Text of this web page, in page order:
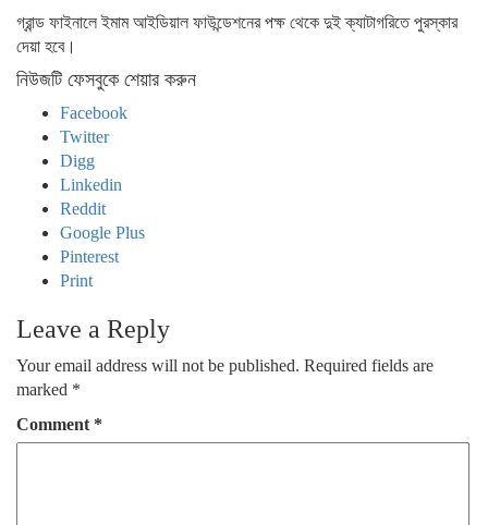
গ্রান্ড ফাইনালে ইমাম আইডিয়াল ফাউন্ডেশনের পক্ষ থেকে দুই ক্যাটাগরিতে পুরস্কার
দেয়া হবে।
নিউজটি ফেসবুকে শেয়ার করুন
Facebook
Twitter
Digg
Linkedin
Reddit
Google Plus
Pinterest
Print
Leave a Reply
Your email address will not be published. Required fields are
marked *
Comment *